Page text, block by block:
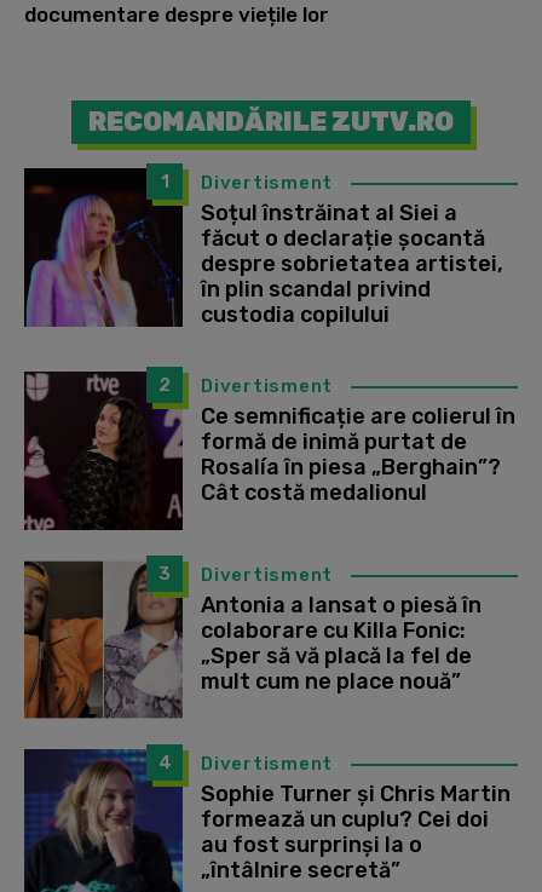
documentare despre viețile lor
RECOMANDĂRILE ZUTV.RO
1 Divertisment
Soțul înstrăinat al Siei a
făcut o declarație șocantă
despre sobrietatea artistei,
în plin scandal privind
custodia copilului
2 Divertisment
Ce semnificație are colierul în
formă de inimă purtat de
Rosalía în piesa „Berghain”?
Cât costă medalionul
3 Divertisment
Antonia a lansat o piesă în
colaborare cu Killa Fonic:
„Sper să vă placă la fel de
mult cum ne place nouă”
4 Divertisment
Sophie Turner și Chris Martin
formează un cuplu? Cei doi
au fost surprinși la o
„întâlnire secretă”